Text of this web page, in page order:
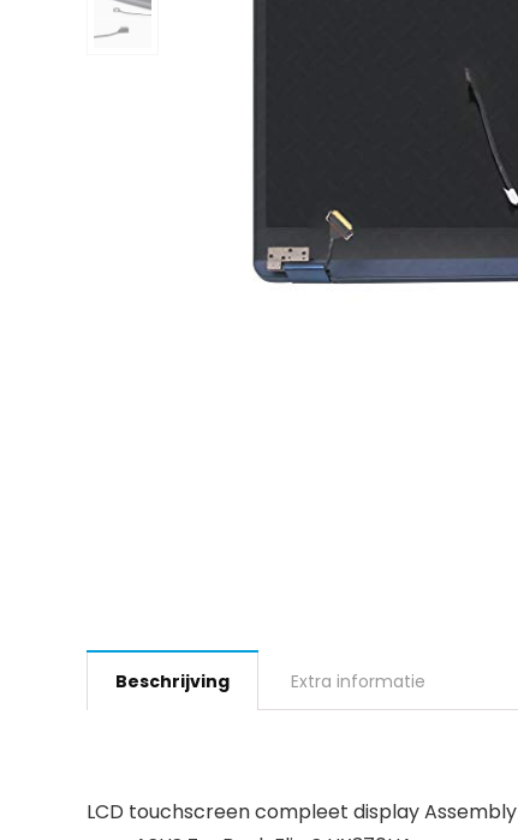
Beschrijving Extra informatie
LCD touchscreen compleet display Assembly